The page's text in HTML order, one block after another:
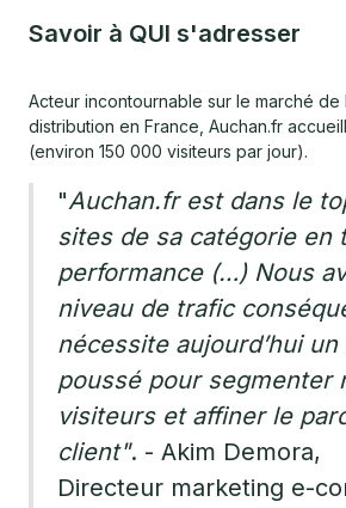
Savoir à QUI s'adresser
Acteur incontournable sur le marché de
distribution en France, Auchan.fr
(environ 150 000 visiteurs par jour).
"Auchan.fr est dans le
sites de sa catégorie en
performance (…) Nous
niveau de trafic
nécessite aujourd’hui un
poussé pour segmenter
visiteurs et affiner le
client". - Akim Demora,
Directeur marketing e-